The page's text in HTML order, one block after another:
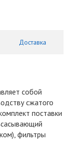
Доставка
собой
сжатого
поставки
фильтры